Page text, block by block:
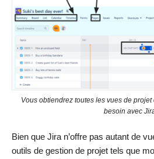
Vous obtiendrez toutes les vues de
besoin avec
Bien que Jira n’offre pas autant de
outils de gestion de projet tels que